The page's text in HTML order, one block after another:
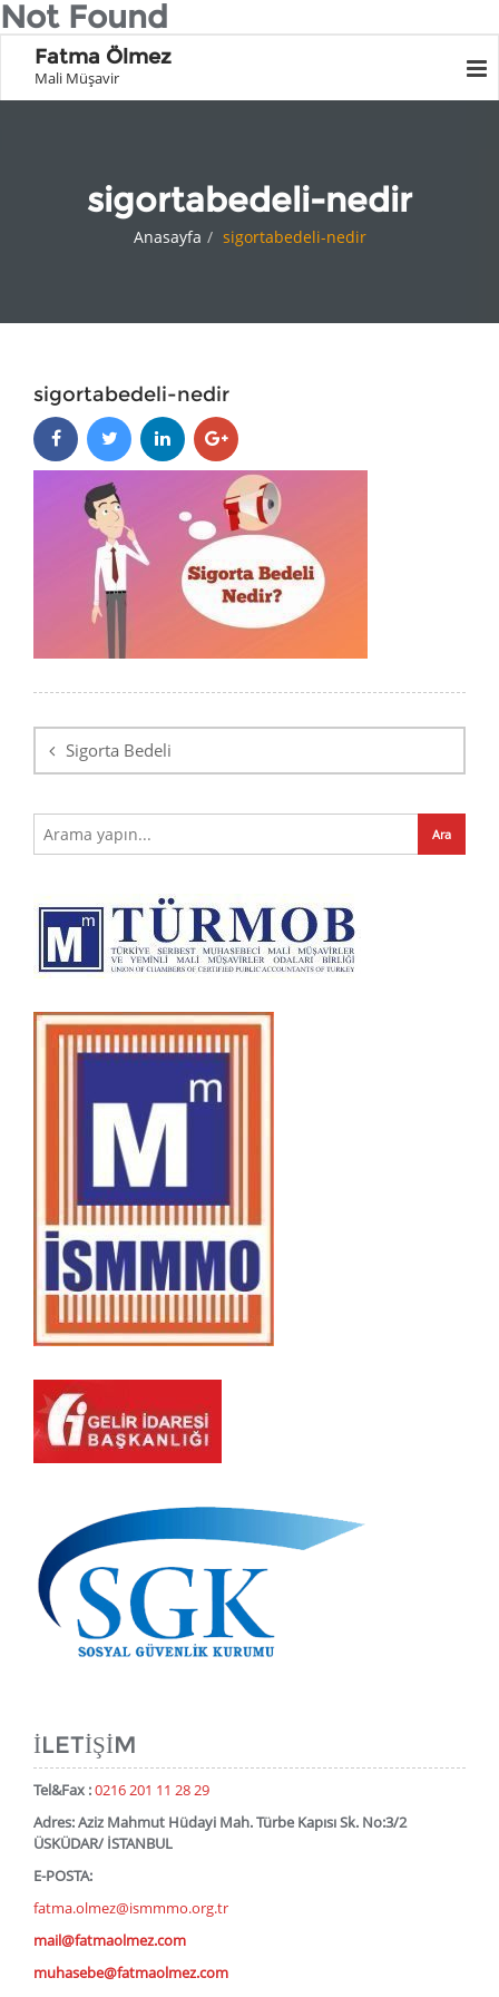
Not Found
Fatma Ölmez
Mali Müşavir
sigortabedeli-nedir
Anasayfa sigortabedeli-nedir
sigortabedeli-nedir
dolaşımı
Sigorta Bedeli
İLETIŞIM
Tel&Fax :0216 201 11 28 29
Adres: Aziz Mahmut Hüdayi Mah. Türbe Kapısı Sk. No:3/2
ÜSKÜDAR/ İSTANBUL
E-POSTA:
fatma.olmez@ismmmo.org.tr
mail@fatmaolmez.com
muhasebe@fatmaolmez.com